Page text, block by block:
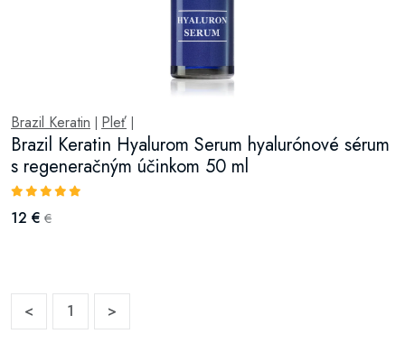
Brazil Keratin Pleť
Brazil Keratin Hyalurom Serum hyalurónové sérum
s regeneračným účinkom 50 ml
12 € €
< 1 >